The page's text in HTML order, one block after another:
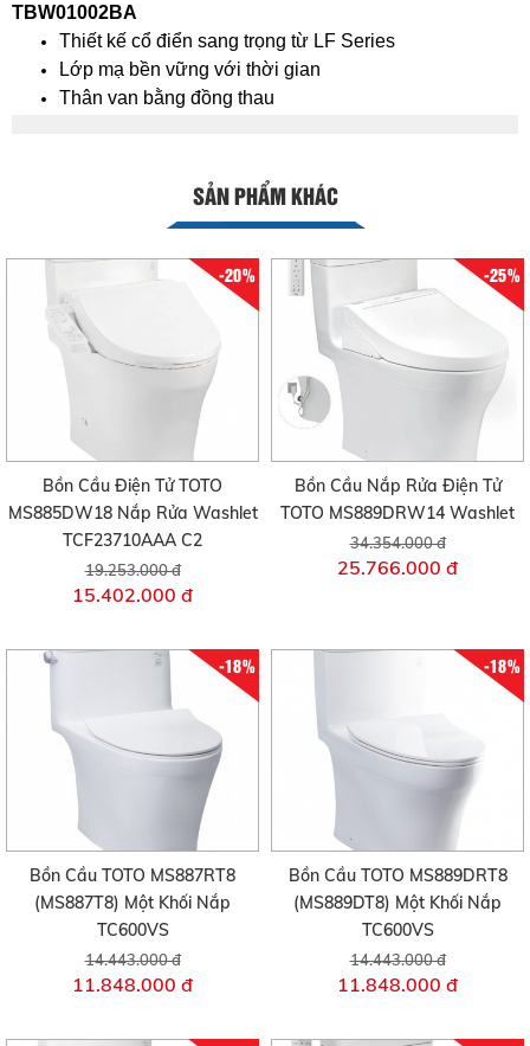
TBW01002BA
Thiết kế cổ điển sang trọng từ LF Series
Lớp mạ bền vững với thời gian
Thân van bằng đồng thau
SẢN PHẨM KHÁC
-20%
Bồn Cầu Điện Tử TOTO
MS885DW18 Nắp Rửa Washlet
TCF23710AAA C2
19.253.000 đ
15.402.000 đ
-25%
Bồn Cầu Nắp Rửa Điện Tử
TOTO MS889DRW14 Washlet
34.354.000 đ
25.766.000 đ
-18%
Bồn Cầu TOTO MS887RT8
(MS887T8) Một Khối Nắp
TC600VS
14.443.000 đ
11.848.000 đ
-18%
Bồn Cầu TOTO MS889DRT8
(MS889DT8) Một Khối Nắp
TC600VS
14.443.000 đ
11.848.000 đ